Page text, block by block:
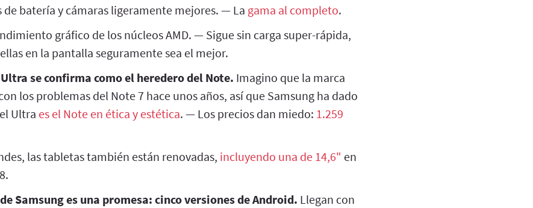
de batería y cámaras ligeramente mejores. — La gama al completo.
gráfico de los núcleos AMD. — Sigue sin carga super-rápida,
en la pantalla seguramente sea el mejor.
se confirma como el heredero del Note. Imagino que la marca
los problemas del Note 7 hace unos años, así que Samsung ha dado
Ultra es el Note en ética y estética. — Los precios dan miedo: 1.259
las tabletas también están renovadas, incluyendo una de 14,6" en
Samsung es una promesa: cinco versiones de Android. Llegan con